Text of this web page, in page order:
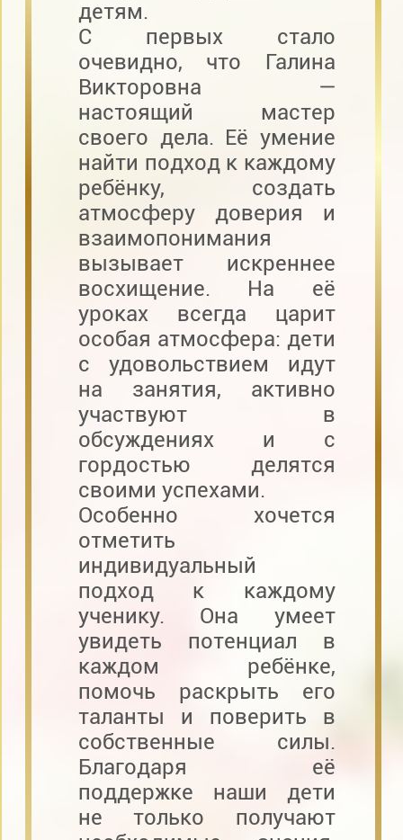
детям.
С первых стало
очевидно, что Галина
Викторовна —
настоящий мастер
своего дела. Её умение
найти подход к каждому
ребёнку, создать
атмосферу доверия и
взаимопонимания
вызывает искреннее
восхищение. На её
уроках всегда царит
особая атмосфера: дети
с удовольствием идут
на занятия, активно
участвуют в
обсуждениях и с
гордостью делятся
своими успехами.
Особенно хочется
отметить
индивидуальный
подход к каждому
ученику. Она умеет
увидеть потенциал в
каждом ребёнке,
помочь раскрыть его
таланты и поверить в
собственные силы.
Благодаря её
поддержке наши дети
не только получают